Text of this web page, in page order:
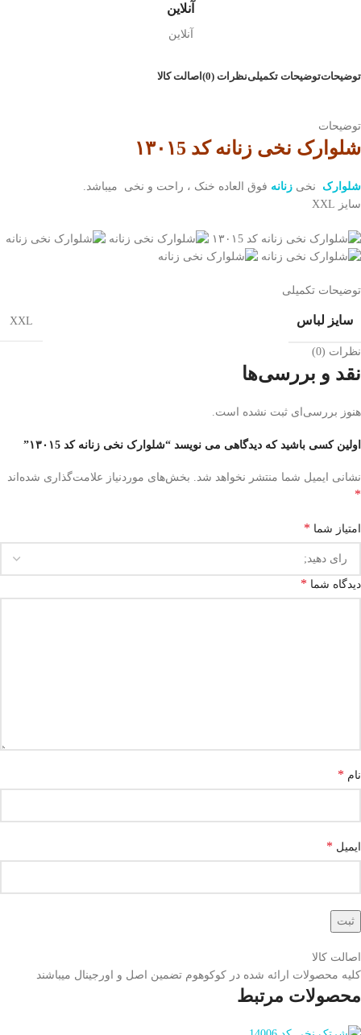
آنلاین
آنلاین
توضیحاتتوضیحات تکمیلینظرات (0) اصالت کالا
توضیحات
شلوارک نخی زنانه کد ۱۳۰۱5
شلوارک نخی زنانه فوق العاده خنک ، راحت و نخی میباشد.
سایز XXL
توضیحات تکمیلی
سایز لباس XXL
نظرات (0)
نقد و بررسی‌ها
هنوز بررسی‌ای ثبت نشده است.
اولین کسی باشید که دیدگاهی می نویسد “شلوارک نخی زنانه کد ۱۳۰۱5”
نشانی ایمیل شما منتشر نخواهد شد. بخش‌های موردنیاز علامت‌گذاری شده‌اند
*
امتیاز شما *
دیدگاه شما *
نام *
ایمیل *
اصالت کالا
کلیه محصولات ارائه شده در کوکوهوم تضمین اصل و اورجینال میباشند
محصولات مرتبط